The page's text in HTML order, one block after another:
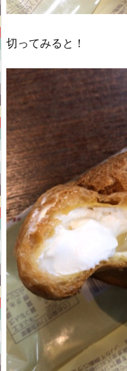
切ってみると！